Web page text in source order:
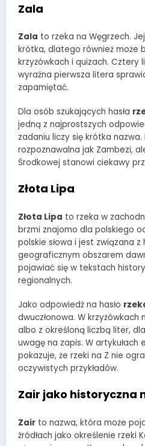
Zala
Zala to rzeka na Węgrzech.
krótka, dlatego również może
krzyżówkach i quizach. Cztery
wyraźna pierwsza litera
zapamiętać.
Dla osób szukających hasła
jedną z najprostszych
zadaniu liczy się krótka
rozpoznawalna jak Zambezi,
Środkowej stanowi ciekawy
Złota Lipa
Złota Lipa to rzeka w
brzmi znajomo dla polskiego
polskie słowa i jest związana
geograficznym obszarem
pojawiać się w tekstach
regionalnych.
Jako odpowiedź na hasło
dwuczłonowa. W
albo z określoną liczbą liter,
uwagę na zapis. W artykułach
pokazuje, że rzeki na Z nie
oczywistych przykładów.
Zair jako historyczna
Zair to nazwa, która może
źródłach jako określenie rzeki